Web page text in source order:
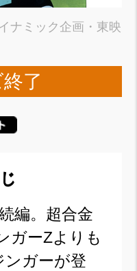
ナミック企画・東映
了
編。超合金
ガーZよりも
ガーが登